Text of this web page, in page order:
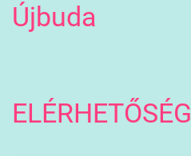
Újbuda
ELÉRHETŐSÉG